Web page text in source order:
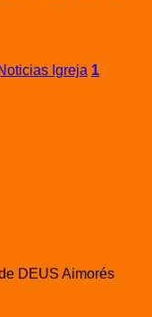
Igreja 1
DEUS Aimorés